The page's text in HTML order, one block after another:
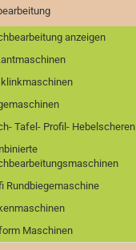
anzeigen
Tafel- Profil- Hebelscheren
Rundbiegemaschine
Maschinen